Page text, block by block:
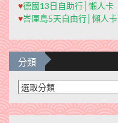
♥德國13日自助行│懶人卡
♥峇厘島5天自由行│懶人卡
分類
分
類